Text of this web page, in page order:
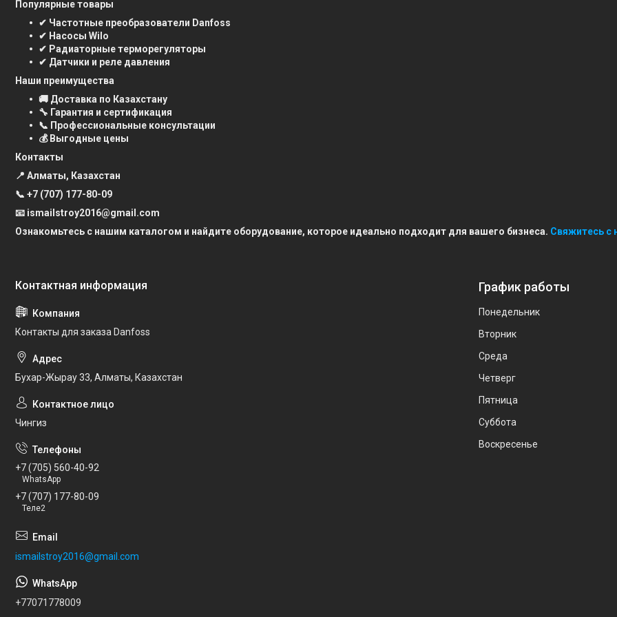
Популярные товары
✔ Частотные преобразователи Danfoss
✔ Насосы Wilo
✔ Радиаторные терморегуляторы
✔ Датчики и реле давления
Наши преимущества
🚚 Доставка по Казахстану
🔧 Гарантия и сертификация
📞 Профессиональные консультации
💰 Выгодные цены
Контакты
📍 Алматы, Казахстан
📞 +7 (707) 177-80-09
📧 ismailstroy2016@gmail.com
Ознакомьтесь с нашим каталогом и найдите оборудование, которое идеально подходит для вашего бизнеса. Свяжитесь с
Контакты для заказа Danfoss
Бухар-Жырау 33, Алматы, Казахстан
Чингиз
+7 (705) 560-40-92
WhatsApp
+7 (707) 177-80-09
Теле2
ismailstroy2016@gmail.com
+77071778009
График работы
Понедельник
Вторник
Среда
Четверг
Пятница
Суббота
Воскресенье